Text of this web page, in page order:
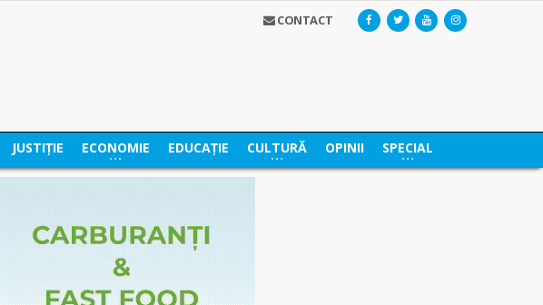
CONTACT
JUSTIȚIE ECONOMIE EDUCAȚIE CULTURĂ OPINII SPECIAL